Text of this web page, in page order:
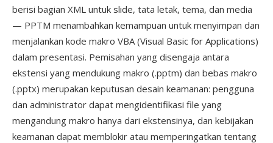
berisi bagian XML untuk slide, tata letak, tema, dan media
— PPTM menambahkan kemampuan untuk menyimpan dan
menjalankan kode makro VBA (Visual Basic for Applications)
dalam presentasi. Pemisahan yang disengaja antara
ekstensi yang mendukung makro (.pptm) dan bebas makro
(.pptx) merupakan keputusan desain keamanan: pengguna
dan administrator dapat mengidentifikasi file yang
mengandung makro hanya dari ekstensinya, dan kebijakan
keamanan dapat memblokir atau memperingatkan tentang